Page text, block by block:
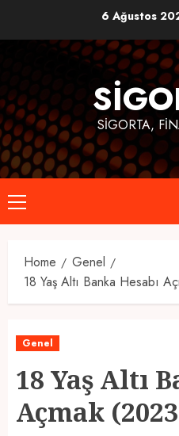
6 Ağustos
SIGORTA,
Primary
Menu
Home
Genel
18 Yaş Altı Banka Hesabı
Genel
18 Yaş Altı
Açmak